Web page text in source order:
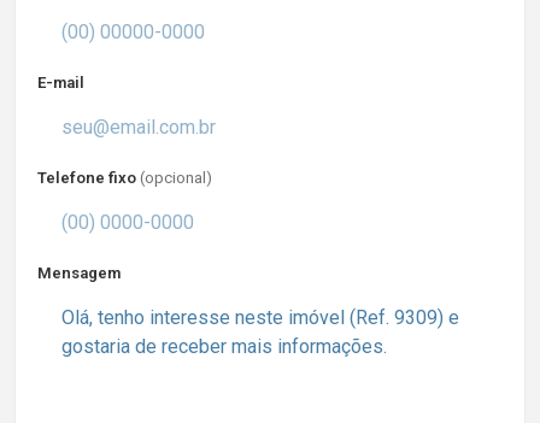
E-mail
Telefone fixo (opcional)
Mensagem